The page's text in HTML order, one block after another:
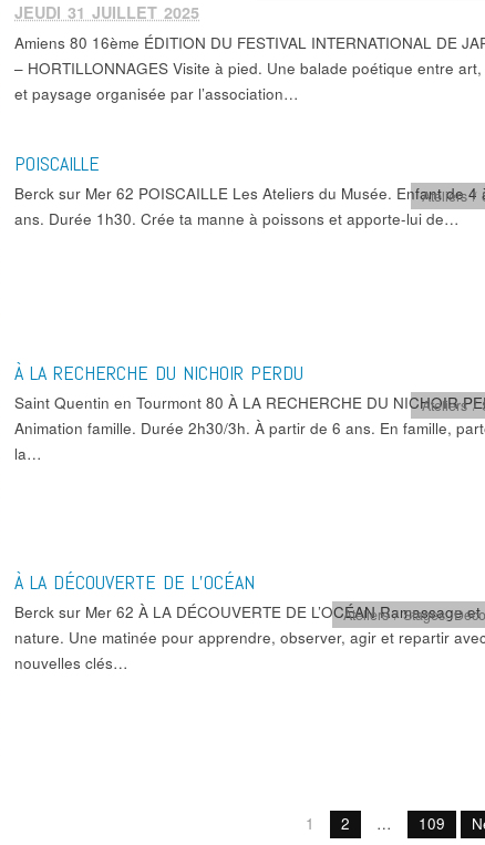
JEUDI 31 JUILLET 2025
Amiens 80 16ème ÉDITION DU FESTIVAL INTERNATIONAL DE
– HORTILLONNAGES Visite à pied. Une balade poétique entre
et paysage organisée par l’association…
POISCAILLE
Ateliers /
Berck sur Mer 62 POISCAILLE Les Ateliers du Musée. Enfant de 4
ans. Durée 1h30. Crée ta manne à poissons et apporte-lui de…
À LA RECHERCHE DU NICHOIR PERDU
Ateliers /
Saint Quentin en Tourmont 80 À LA RECHERCHE DU NICHOIR
Animation famille. Durée 2h30/3h. À partir de 6 ans. En famille,
la…
À LA DÉCOUVERTE DE L’OCÉAN
Ateliers / Stages,
Berck sur Mer 62 À LA DÉCOUVERTE DE L’OCÉAN Ramassage
nature. Une matinée pour apprendre, observer, agir et repartir
nouvelles clés…
1 2 … 109